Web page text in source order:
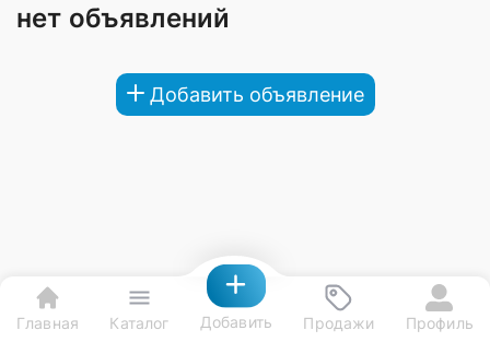
нет объявлений
Добавить объявление
Главная Каталог Добавить Продажи Профиль